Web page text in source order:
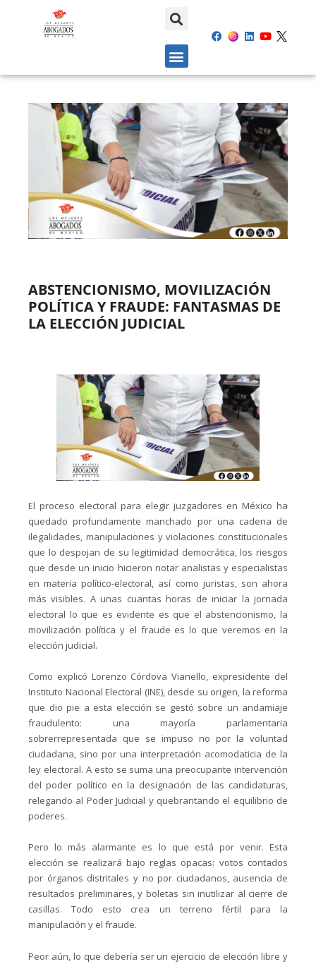
ABSTENCIONISMO, MOVILIZACIÓN
POLÍTICA Y FRAUDE: FANTASMAS DE
LA ELECCIÓN JUDICIAL
El proceso electoral para elegir juzgadores en México ha
quedado profundamente manchado por una cadena de
ilegalidades, manipulaciones y violaciones constitucionales
que lo despojan de su legitimidad democrática, los riesgos
que desde un inicio hicieron notar analistas y especialistas
en materia político-electoral, así como juristas, son ahora
más visibles. A unas cuantas horas de iniciar la jornada
electoral lo que es evidente es que el abstencionismo, la
movilización política y el fraude es lo que veremos en la
elección judicial.
Como explicó Lorenzo Córdova Vianello, expresidente del
Instituto Nacional Electoral (INE), desde su origen, la reforma
que dio pie a esta elección se gestó sobre un andamiaje
fraudulento: una mayoría parlamentaria
sobrerrepresentada que se impuso no por la voluntad
ciudadana, sino por una interpretación acomodaticia de la
ley electoral. A esto se suma una preocupante intervención
del poder político en la designación de las candidaturas,
relegando al Poder Judicial y quebrantando el equilibrio de
poderes.
Pero lo más alarmante es lo que está por venir. Esta
elección se realizará bajo reglas opacas: votos contados
por órganos distritales y no por ciudadanos, ausencia de
resultados preliminares, y boletas sin inutilizar al cierre de
casillas. Todo esto crea un terreno fértil para la
manipulación y el fraude.
Peor aún, lo que debería ser un ejercicio de elección libre y